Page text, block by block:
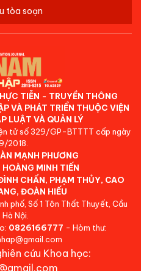
tòa soạn
TIỄN - TRUYỀN THÔNG
VÀ PHÁT TRIỂN THUỘC VIỆN
LUẬT VÀ QUẢN LÝ
tử số 329/GP-BTTTT cấp ngày
2018.
MẠNH PHƯƠNG
HOÀNG MINH TIẾN
CHẤN, PHẠM THỦY, CAO
ĐOÀN HIẾU
phố, Số 1 Tôn Thất Thuyết, Cầu
Nội.
0826166777 - Hòm thư:
cứu Khoa học: